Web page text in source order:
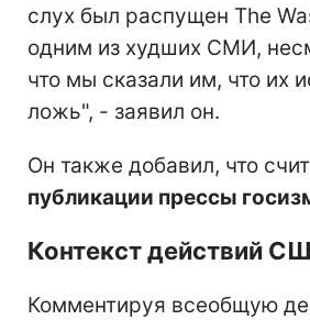
слух был распущен The
одним из худших СМИ,
что мы сказали им, что их
ложь", - заявил он.
Он также добавил, что
публикации прессы
Контекст действий
Комментируя всеобщую